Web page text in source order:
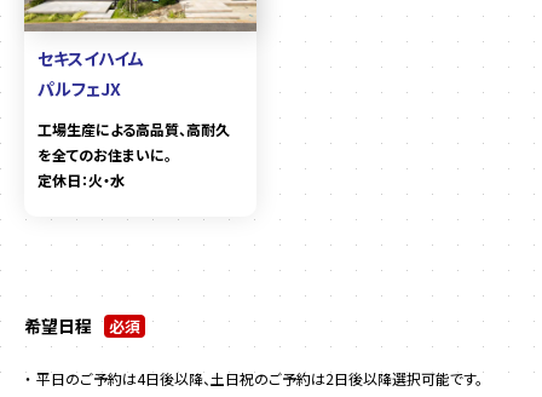
セキスイハイム
パルフェJX
工場生産による高品質、高耐久
を全てのお住まいに。
定休日：火・水
希望日程 必須
平日のご予約は4日後以降、土日祝のご予約は2日後以降選択可能です。